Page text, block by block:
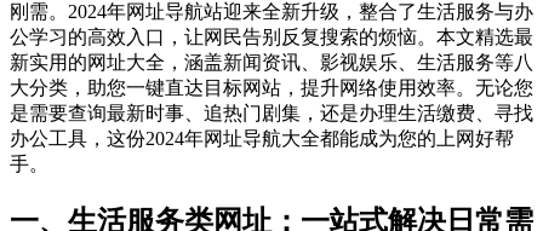
刚需。2024年网址导航站迎来全新升级，整合了生活服务与办
公学习的高效入口，让网民告别反复搜索的烦恼。本文精选最
新实用的网址大全，涵盖新闻资讯、影视娱乐、生活服务等八
大分类，助您一键直达目标网站，提升网络使用效率。无论您
是需要查询最新时事、追热门剧集，还是办理生活缴费、寻找
办公工具，这份2024年网址导航大全都能成为您的上网好帮
手。
一、生活服务类网址：一站式解决日常需